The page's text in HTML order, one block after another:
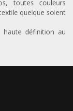
toutes couleurs
quelque soient
définition au